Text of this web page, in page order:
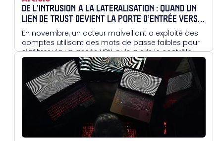
DE L’INTRUSION À LA LATÉRALISATION : QUAND UN
LIEN DE TRUST DEVIENT LA PORTE D’ENTRÉE VERS
UN SECOND DOMAINE
En novembre, un acteur malveillant a exploité des
comptes utilisant des mots de passe faibles pour
s’infiltrer via un accès VPN, puis a pris le contrôle
d’un premier domaine Active Directory.